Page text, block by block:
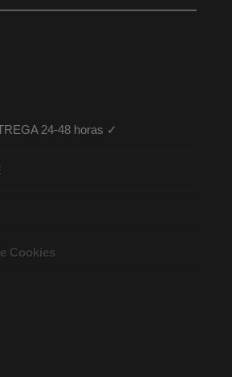
24-48 horas ✓
Cookies